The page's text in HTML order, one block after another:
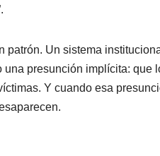
patrón. Un sistema
una presunción implícita: que
Y cuando esa